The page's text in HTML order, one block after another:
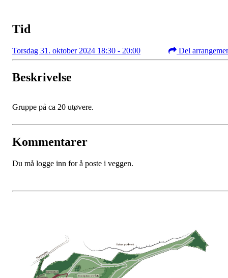
Tid
Torsdag 31. oktober 2024 18:30 - 20:00 Del
Beskrivelse
Gruppe på ca 20 utøvere.
Kommentarer
Du må logge inn for å poste i veggen.